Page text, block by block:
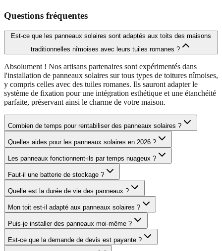
Questions fréquentes
Est-ce que les panneaux solaires sont adaptés aux toits des maisons
traditionnelles nîmoises avec leurs tuiles romanes ?
Absolument ! Nos artisans partenaires sont expérimentés dans
l'installation de panneaux solaires sur tous types de toitures nîmoises,
y compris celles avec des tuiles romanes. Ils sauront adapter le
système de fixation pour une intégration esthétique et une étanchéité
parfaite, préservant ainsi le charme de votre maison.
Combien de temps pour rentabiliser des panneaux solaires ?
Quelles aides pour les panneaux solaires en 2026 ?
Les panneaux fonctionnent-ils par temps nuageux ?
Faut-il une batterie de stockage ?
Quelle est la durée de vie des panneaux ?
Mon toit est-il adapté aux panneaux solaires ?
Puis-je installer des panneaux moi-même ?
Est-ce que la demande de devis est payante ?